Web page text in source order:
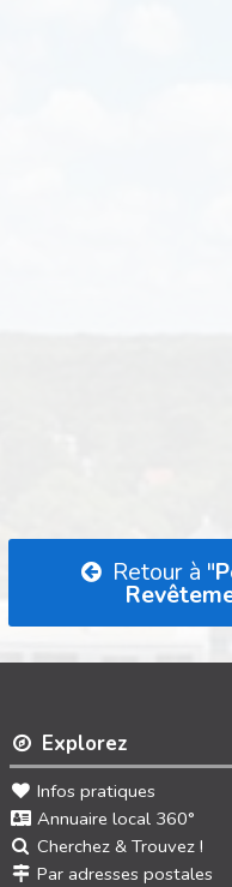
Retour à "
Explorez
Infos pratiques
Annuaire local 360°
Cherchez & Trouvez !
Par adresses postales